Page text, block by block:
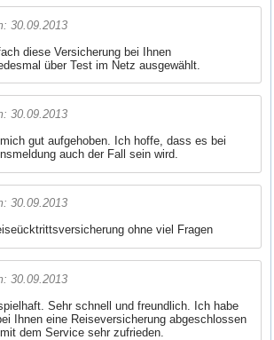
30.09.2013
diese Versicherung bei Ihnen
über Test im Netz ausgewählt.
30.09.2013
gut aufgehoben. Ich hoffe, dass es bei
auch der Fall sein wird.
30.09.2013
ohne viel Fragen
30.09.2013
Sehr schnell und freundlich. Ich habe
Ihnen eine Reiseversicherung abgeschlossen
dem Service sehr zufrieden.